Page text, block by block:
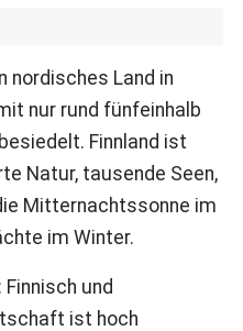
nordisches Land in
nur rund fünfeinhalb
Finnland ist
Natur, tausende Seen,
Mitternachtssonne im
im Winter.
und
ist hoch